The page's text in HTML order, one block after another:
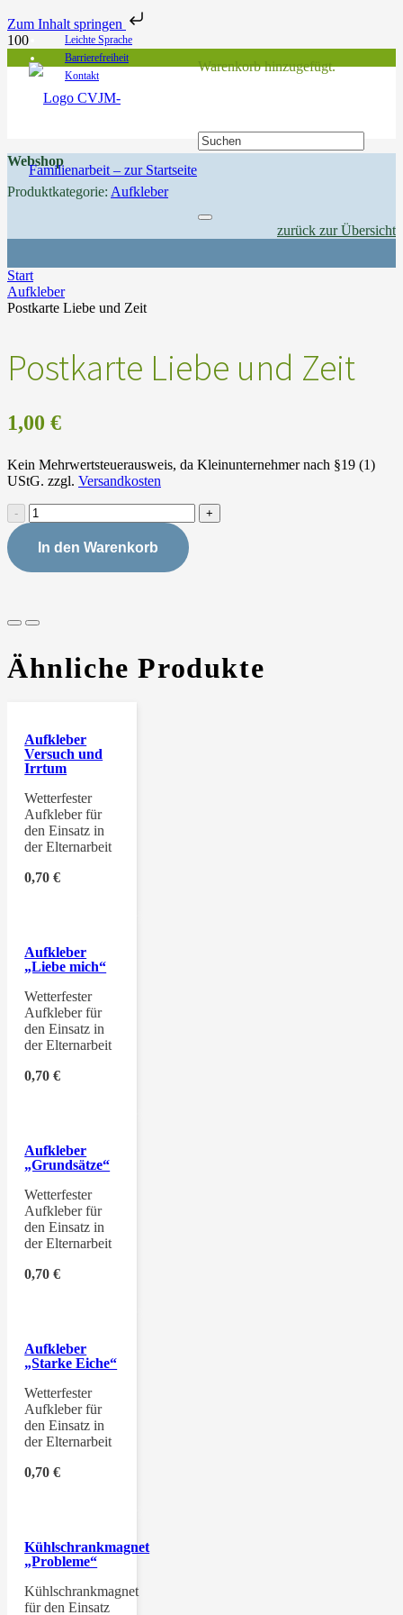
Zum Inhalt springen
Leichte Sprache
Barrierefreiheit
Kontakt
Warenkorb hinzugefügt.
Webshop
Produktkategorie: Aufkleber
zurück zur Übersicht
Start
Aufkleber
Postkarte Liebe und Zeit
Postkarte Liebe und Zeit
1,00 €
Kein Mehrwertsteuerausweis, da Kleinunternehmer nach §19 (1)
UStG. zzgl. Versandkosten
Postkarte
Liebe
und
Menge
In den Warenkorb
Ähnliche Produkte
Aufkleber
Versuch und
Irrtum
Wetterfester
Aufkleber für
den Einsatz in
der Elternarbeit
0,70€
Aufkleber
„Liebe mich“
Wetterfester
Aufkleber für
den Einsatz in
der Elternarbeit
0,70€
Aufkleber
„Grundsätze“
Wetterfester
Aufkleber für
den Einsatz in
der Elternarbeit
0,70€
Aufkleber
„Starke Eiche“
Wetterfester
Aufkleber für
den Einsatz in
der Elternarbeit
0,70€
Kühlschrankmagnet
„Probleme“
Kühlschrankmagnet
für den Einsatz